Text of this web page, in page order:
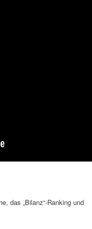
das „Bilanz“-Ranking und